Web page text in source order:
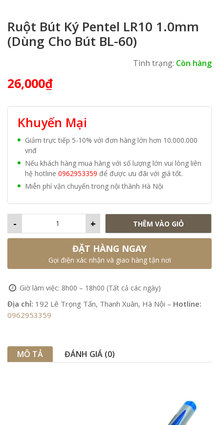
Ruột Bút Ký Pentel LR10 1.0mm
(Dùng Cho Bút BL-60)
Tình trạng: Còn hàng
26,000₫
Khuyến Mại
Giảm trực tiếp 5-10% với đơn hàng lớn hơn 10.000.000
vnđ
Nếu khách hàng mua hàng với số lượng lớn vui lòng liên
hệ hotline 0962953359 để được ưu đãi với giá tốt.
Miễn phí vận chuyển trong nội thành Hà Nội
+
- THÊM VÀO GIỎ
ĐẶT HÀNG NGAY
Gọi điện xác nhận và giao hàng tận nơi
Giờ làm việc: 8h00 – 18h00 (Tất cả các ngày)
Địa chỉ: 192 Lê Trọng Tấn, Thanh Xuân, Hà Nội – Hotline:
0962953359
MÔ TẢ ĐÁNH GIÁ (0)